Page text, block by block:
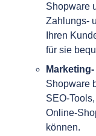
Shopware
Zahlungs-
Ihren
für sie
Shopware
SEO-
Online-
können.